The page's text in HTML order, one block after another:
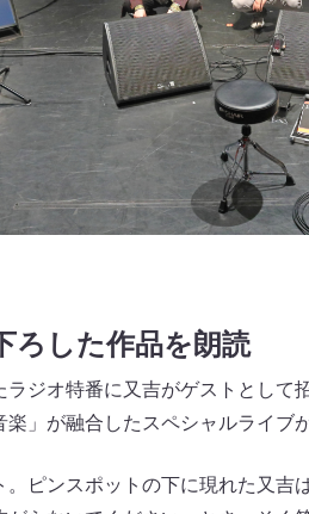
ろした作品を朗読
ジオ特番に又吉がゲストとして
」が融合したスペシャルライブ
ピンスポットの下に現れた又吉